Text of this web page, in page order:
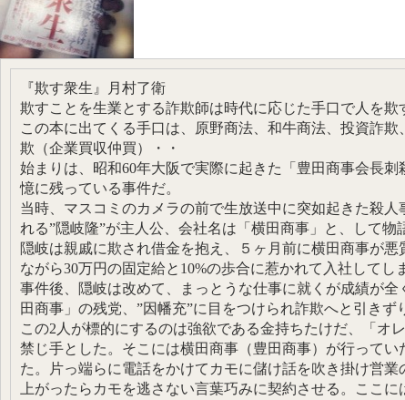
『欺す衆生』月村了衛
欺すことを生業とする詐欺師は時代に応じた手口で人を欺
この本に出てくる手口は、原野商法、和牛商法、投資詐
欺（企業買収仲買）・・
始まりは、昭和60年大阪で実際に起きた「豊田商事会長
憶に残っている事件だ。
当時、マスコミのカメラの前で生放送中に突如起きた殺人
れる”隠岐隆”が主人公、会社名は「横田商事」と、して物
隠岐は親戚に欺され借金を抱え、５ヶ月前に横田商事が悪
ながら30万円の固定給と10%の歩合に惹かれて入社してし
事件後、隠岐は改めて、まっとうな仕事に就くが成績が
田商事」の残党、”因幡充”に目をつけられ詐欺へと引きず
この2人が標的にするのは強欲である金持ちたけだ、「オ
禁じ手とした。そこには横田商事（豊田商事）が行って
た。片っ端らに電話をかけてカモに儲け話を吹き掛け営
上がったらカモを逃さない言葉巧みに契約させる。ここに